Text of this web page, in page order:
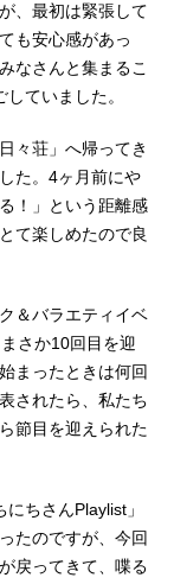
、最初は緊張して
も安心感があっ
なさんと集まるこ
ていました。
々荘」へ帰ってき
た。4ヶ月前にや
！」という距離感
て楽しめたので良
＆バラエティイベ
さか10回目を迎
まったときは何回
されたら、私たち
節目を迎えられた
ちさんPlaylist」
たのですが、今回
戻ってきて、喋る